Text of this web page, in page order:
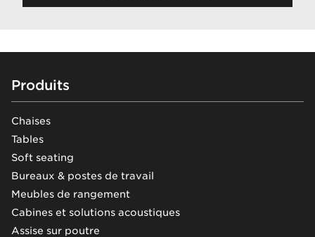
Footer
Produits
Chaises
Tables
Soft seating
Bureaux & postes de travail
Meubles de rangement
Cabines et solutions acoustiques
Assise sur poutre